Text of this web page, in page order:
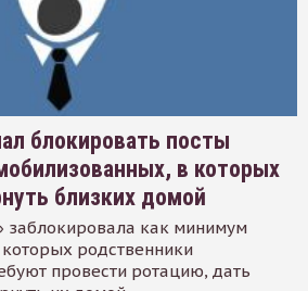
блокировать посты
в которых
близких домой
заблокировала как минимум
родственники
провести ротацию, дать